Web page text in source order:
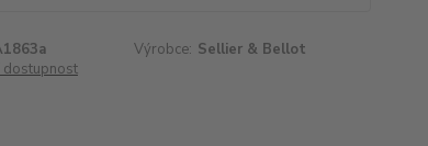
Výrobce: Sellier & Bellot
dostupnost